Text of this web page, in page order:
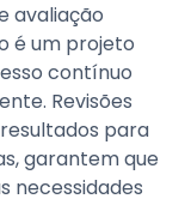
avaliação
é um projeto
contínuo
Revisões
para
garantem que
necessidades